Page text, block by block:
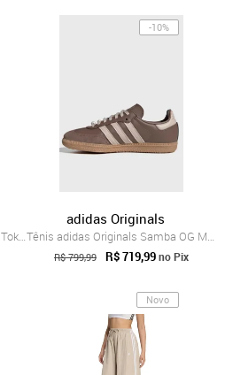
Tênis Feminino adidas Originals Tokyo W Bege
-10%
adidas Originals
Tênis adidas Originals Samba OG Marrom
R$ 799,99 R$ 719,99no Pix
Novo